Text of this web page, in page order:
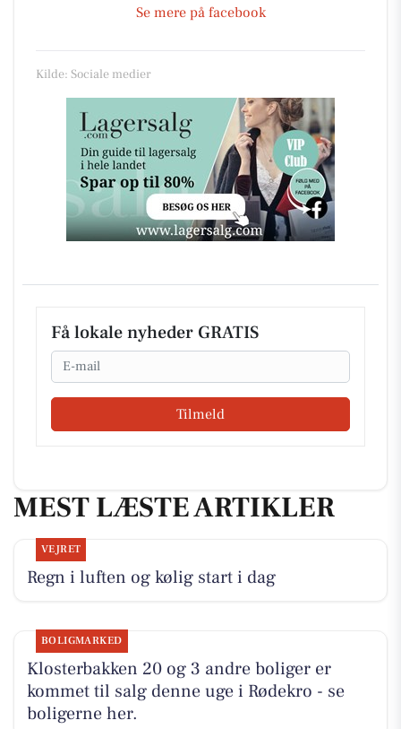
Se mere på facebook
Kilde: Sociale medier
Få lokale nyheder GRATIS
Email
Tilmeld
MEST LÆSTE ARTIKLER
VEJRET
Regn i luften og kølig start i dag
BOLIGMARKED
Klosterbakken 20 og 3 andre boliger er
kommet til salg denne uge i Rødekro - se
boligerne her.